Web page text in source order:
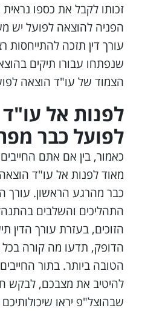
זכותו לקבל את כספו
הפניה להוצאה לפועל יש
עורך דין תזכה להתייחסות
שנפתחו עבורו תיקים
הצמוד של עו"ד הוצאה
לפנות אל
לפועל כבר
כאמור, בין אם אתם
מאוד לפנות אל עו"ד הוצאה
כבר מהרגע הראשון. עורך
התהליכים והשלבים
הזוכים, בעזרת עורך
הדופק, תדעו מה קורה בכל
הטובה ביותר. בתור
להיטיב את מצבכם, לבקש
שבהוצל"פ יראו